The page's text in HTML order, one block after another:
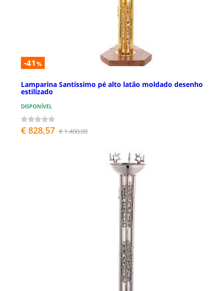
-41 %
Lamparina Santíssimo pé alto latão moldado desenho
estilizado
DISPONÍVEL
€ 828,57 € 1.400,00